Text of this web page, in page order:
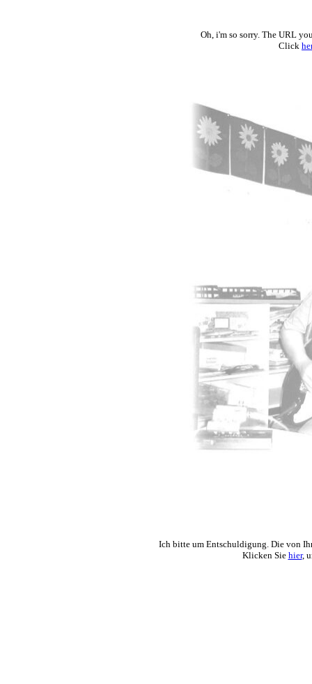
Oh, i'm so sorry. The URL
Click
Ich bitte um Entschuldigung. Die von
Klicken Sie hier,